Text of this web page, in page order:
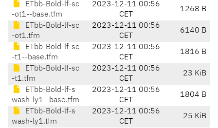
ETbb-Bold-lf-sc
-ot1--base.tfm
2023-12-11 00:56
CET
1268 B
ETbb-Bold-lf-sc
-ot1.tfm
2023-12-11 00:56
CET
6140 B
ETbb-Bold-lf-sc
-t1--base.tfm
2023-12-11 00:56
CET
1816 B
ETbb-Bold-lf-sc
-t1.tfm
2023-12-11 00:56
CET
23 KiB
ETbb-Bold-lf-s
wash-ly1--base.tfm
2023-12-11 00:56
CET
1804 B
ETbb-Bold-lf-s
wash-ly1.tfm
2023-12-11 00:56
CET
25 KiB